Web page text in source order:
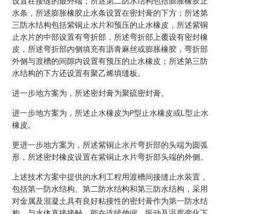
水条，所述膨胀橡胶止水条设置在密封膏的下方；所述第
三防水结构包括紫铜止水片和预压的止水橡皮，所述紫铜
止水片的中部设置有弯折部，所述弯折部上覆设有密封橡
皮，所述弯折部内侧填充有沥青麻丝或膨胀橡胶，弯折部
外侧与渡槽的间隙内设置有预压的止水橡皮；所述第三防
水结构的下方还设置有聚乙烯填缝板。
进一步地方案为，所述密封膏为聚硫密封膏。
进一步地方案为，所述止水橡皮为P型止水橡皮或L型止水
橡皮。
更进一步地方案为，所述紫铜止水片弯折部的头端为圆弧
形，所述密封橡皮设置在紫铜止水片弯折部头端的外侧。
上述技术方案中提供的水利工程用渡槽间接缝止水装置，
包括第一防水结构、第二防水结构和第三防水结构，采用
对金属及混凝土具有良好粘接性的密封膏作为第一防水结